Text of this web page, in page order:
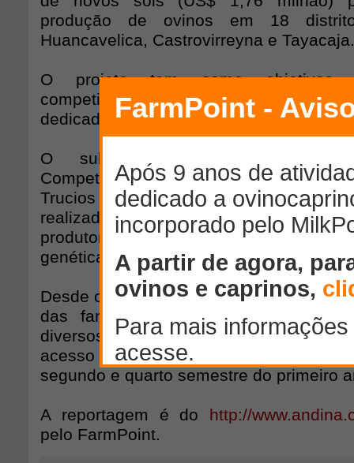
produção de ovinos em 18
Huancavelica, Castrovirreyna e Tayacaja.
O projeto tem como objetivos
competitividade e desenvolvimento
dedicadas à pecuária, nesse caso, à
O subgerente de Promoção e
Competitividade e Inovação do
Trucios Gómez, disse que entre os
realizados, estão a transferência
produtores, bem como o
genética e dos pastos.
Desde o primeiro ano de execução do
das famílias beneficiadas
diversos workshops. Serão 100 os
acesso a estágios para troca de
segundo e quarto semestre do primeiro
A reportagem é do http://
pelo FarmPoint.